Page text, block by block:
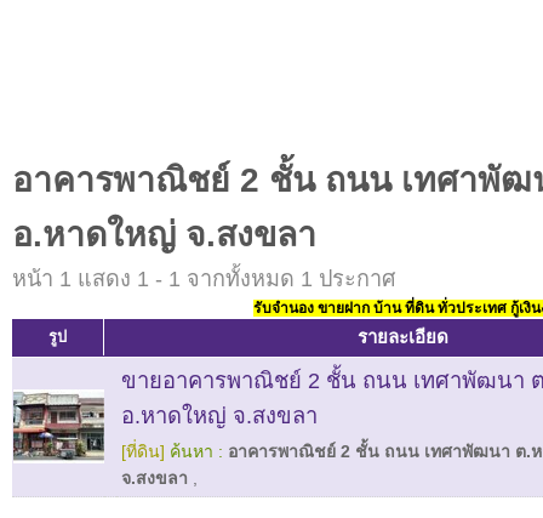
อาคารพาณิชย์ 2 ชั้น ถนน เทศาพั
อ.หาดใหญ่ จ.สงขลา
หน้า 1 แสดง 1 - 1 จากทั้งหมด 1 ประกาศ
รับจำนอง ขายฝาก บ้าน ที่ดิน ทั่วประเทศ กู้เงิ
รูป รายละเอียด
ขายอาคารพาณิชย์ 2 ชั้น ถนน เทศาพัฒนา
อ.หาดใหญ่ จ.สงขลา
[ที่ดิน] ค้นหา : อาคารพาณิชย์ 2 ชั้น ถนน เทศาพัฒนา ต.
จ.สงขลา